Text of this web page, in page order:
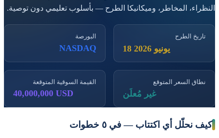
النظراء، المخاطر، وميكانيكا الطرح — بأسلوب تعليمي دون توصية.
تاريخ الطرح
18 يونيو 2026
البورصة
NASDAQ
نطاق السعر المتوقع
غير مُعلَن
القيمة السوقية المتوقعة
40,000,000 USD
كيف نحلّل أي اكتتاب — في ٥ خطوات